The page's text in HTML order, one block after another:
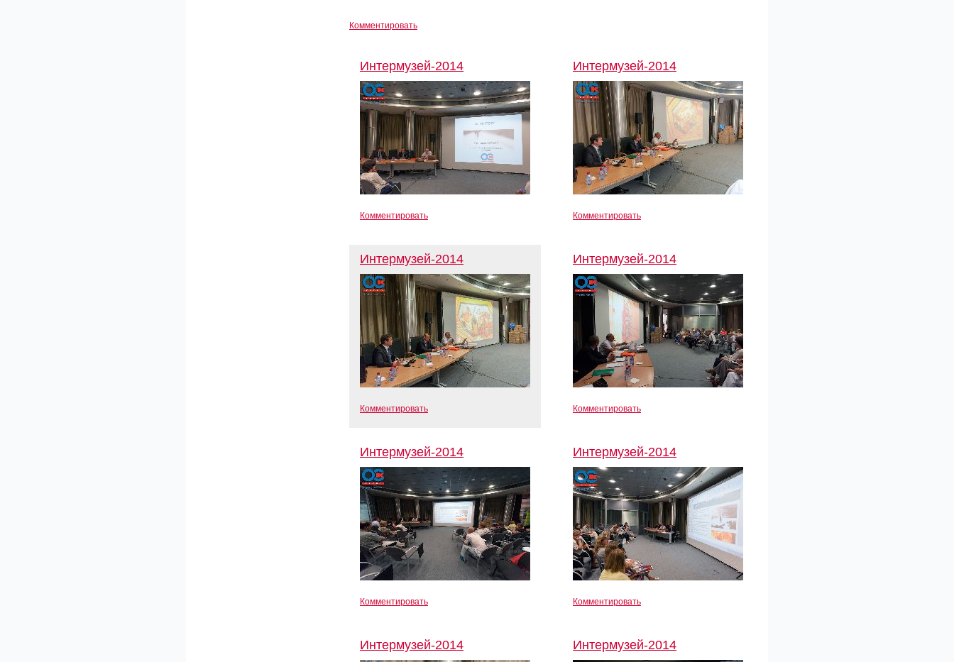
Комментировать
Интермузей-2014
Комментировать
Интермузей-2014
Комментировать
Интермузей-2014
Комментировать
Интермузей-2014
Комментировать
Интермузей-2014
Комментировать
Интермузей-2014
Комментировать
Интермузей-2014 Интермузей-2014